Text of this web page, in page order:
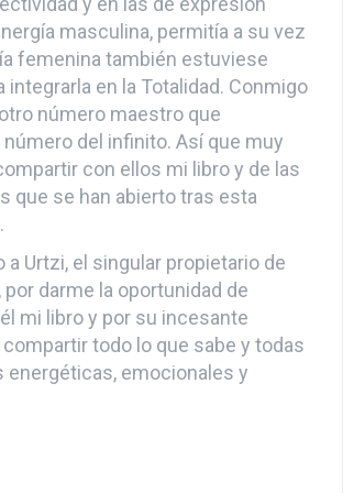
masculina, permitía a su vez
femenina también estuviese
integrarla en la Totalidad. Conmigo
número maestro que
del infinito. Así que muy
con ellos mi libro y de las
que se han abierto tras esta
a Urtzi, el singular propietario de
darme la oportunidad de
mi libro y por su incesante
todo lo que sabe y todas
energéticas, emocionales y